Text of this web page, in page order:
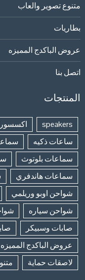
متنوع تصوير والعاب
بطاريات
عروض الباكدج المميزه
اتصل بنا
المنتجات
speakers
ساعات ذكيه
سماعات بلوتوث
سماعات هاندفري
شواحن اوبو وريلمي
شواحن سياره
صابات وسبيكر
عروض الباكدج المميزه
لاصقات حماية